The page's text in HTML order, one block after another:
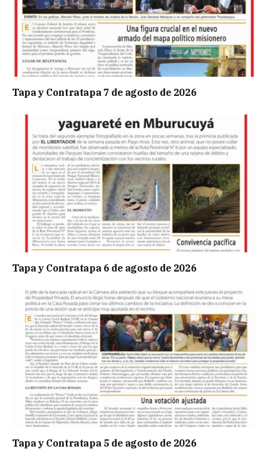
Tapa y Contratapa 7 de agosto de 2026
Tapa y Contratapa 6 de agosto de 2026
Tapa y Contratapa 5 de agosto de 2026